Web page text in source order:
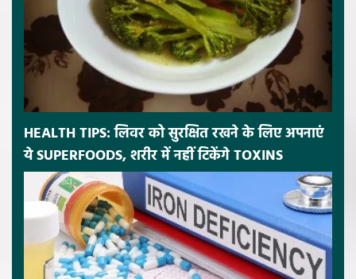
HEALTH TIPS: लिवर को सुरक्षित रखने के लिए अपनाएं
ये SUPERFOODS, शरीर में नहीं टिकेंगे TOXINS